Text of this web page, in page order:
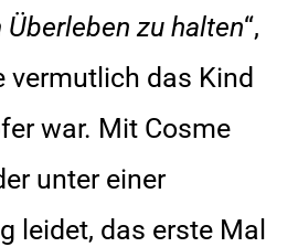
zu halten“,
vermutlich das Kind
war. Mit Cosme
unter einer
leidet, das erste Mal